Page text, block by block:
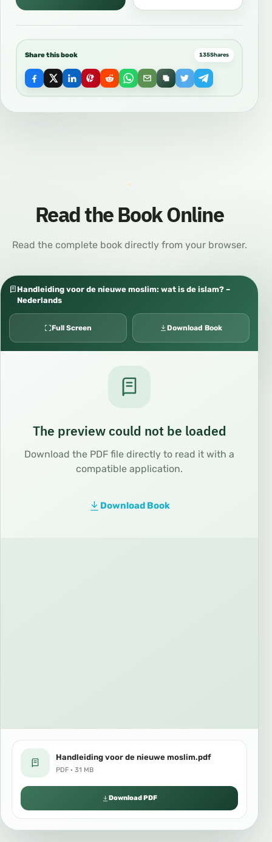
Share this book 135Shares
Read the Book Online
Read the complete book directly from your browser.
Handleiding voor de nieuwe moslim: wat is de islam? –
Nederlands
Full Screen Download Book
The preview could not be loaded
Download the PDF file directly to read it with a
compatible application.
Download Book
Handleiding voor de nieuwe moslim.pdf
PDF · 31 MB
Download PDF